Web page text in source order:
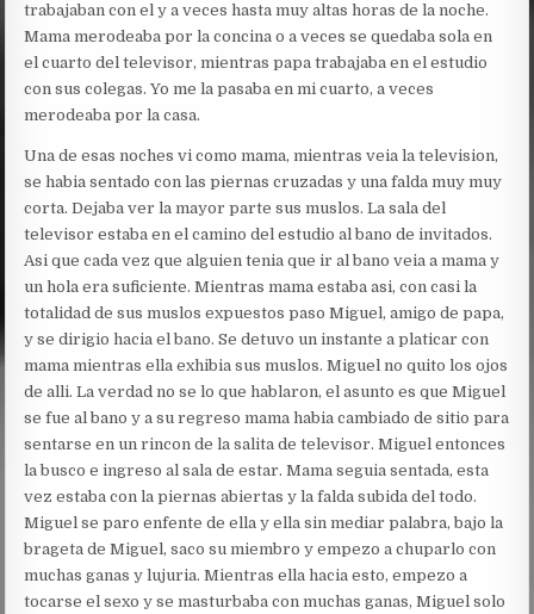
trabajaban con el y a veces hasta muy altas horas de la noche.
Mama merodeaba por la concina o a veces se quedaba sola en
el cuarto del televisor, mientras papa trabajaba en el estudio
con sus colegas. Yo me la pasaba en mi cuarto, a veces
merodeaba por la casa.
Una de esas noches vi como mama, mientras veia la television,
se habia sentado con las piernas cruzadas y una falda muy muy
corta. Dejaba ver la mayor parte sus muslos. La sala del
televisor estaba en el camino del estudio al bano de invitados.
Asi que cada vez que alguien tenia que ir al bano veia a mama y
un hola era suficiente. Mientras mama estaba asi, con casi la
totalidad de sus muslos expuestos paso Miguel, amigo de papa,
y se dirigio hacia el bano. Se detuvo un instante a platicar con
mama mientras ella exhibia sus muslos. Miguel no quito los ojos
de alli. La verdad no se lo que hablaron, el asunto es que Miguel
se fue al bano y a su regreso mama habia cambiado de sitio para
sentarse en un rincon de la salita de televisor. Miguel entonces
la busco e ingreso al sala de estar. Mama seguia sentada, esta
vez estaba con la piernas abiertas y la falda subida del todo.
Miguel se paro enfente de ella y ella sin mediar palabra, bajo la
brageta de Miguel, saco su miembro y empezo a chuparlo con
muchas ganas y lujuria. Mientras ella hacia esto, empezo a
tocarse el sexo y se masturbaba con muchas ganas, Miguel solo